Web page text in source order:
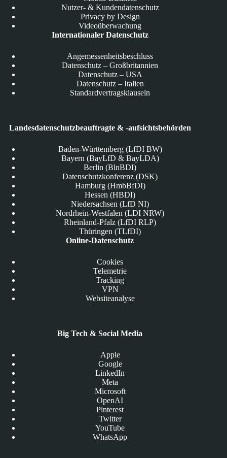
Nutzer- & Kundendatenschutz
Privacy by Design
Videoüberwachung
Internationaler Datenschutz
Angemessenheitsbeschluss
Datenschutz – Großbritannien
Datenschutz – USA
Datenschutz – Italien
Standardvertragsklauseln
Landesdatenschutzbeauftragte & -aufsichtsbehörden
Baden-Württemberg (LfDI BW)
Bayern (BayLfD & BayLDA)
Berlin (BlnBDI)
Datenschutzkonferenz (DSK)
Hamburg (HmbBfDI)
Hessen (HBDI)
Niedersachsen (LfD NI)
Nordrhein-Westfalen (LDI NRW)
Rheinland-Pfalz (LfDI RLP)
Thüringen (TLfDI)
Online-Datenschutz
Cookies
Telemetrie
Tracking
VPN
Websiteanalyse
Big Tech & Social Media
Apple
Google
LinkedIn
Meta
Microsoft
OpenAI
Pinterest
Twitter
YouTube
WhatsApp